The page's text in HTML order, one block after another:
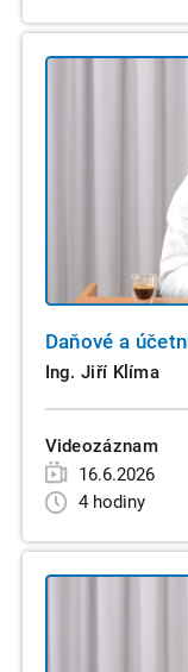
Daňové a
Ing. Jiří Klíma
Videozáznam
16.6.2026
4 hodiny